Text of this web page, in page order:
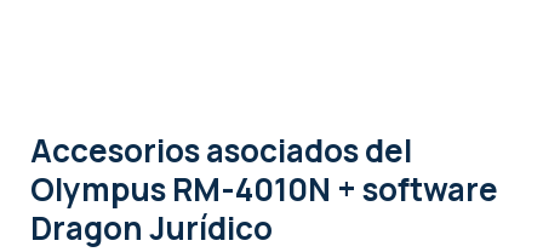
Accesorios asociadosdel
Olympus RM-4010N + software
Dragon Jurídico